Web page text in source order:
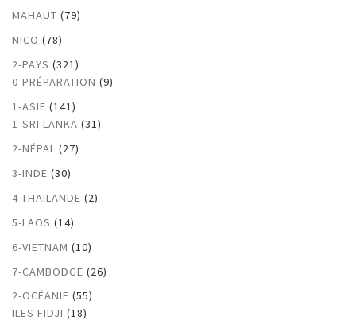
MAHAUT (79)
NICO (78)
2-PAYS (321)
0-PRÉPARATION (9)
1-ASIE (141)
1-SRI LANKA (31)
2-NÉPAL (27)
3-INDE (30)
4-THAILANDE (2)
5-LAOS (14)
6-VIETNAM (10)
7-CAMBODGE (26)
2-OCÉANIE (55)
ILES FIDJI (18)